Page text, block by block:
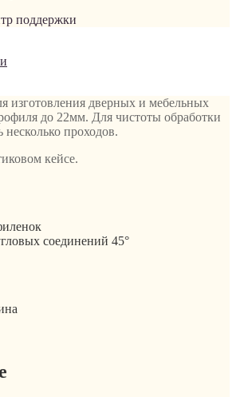
поддержки
изготовления дверных и мебельных
до 22мм. Для чистоты обработки
несколько проходов.
кейсе.
соединений 45°